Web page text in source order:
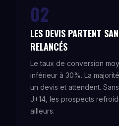
02
LES DEVIS PARTENT
RELANCÉS
Le taux de conversion
inférieur à 30%. La
un devis et attendent.
J+14, les prospects
ailleurs.